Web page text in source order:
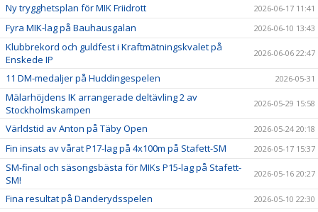
Ny trygghetsplan för MIK Friidrott 2026-06-17 11:41
Fyra MIK-lag på Bauhausgalan 2026-06-10 13:43
Klubbrekord och guldfest i Kraftmätningskvalet på
Enskede IP
2026-06-06 22:47
11 DM-medaljer på Huddingespelen 2026-05-31
Mälarhöjdens IK arrangerade deltävling 2 av
Stockholmskampen
2026-05-29 15:58
Världstid av Anton på Täby Open 2026-05-24 20:18
Fin insats av vårat P17-lag på 4x100m på Stafett-SM 2026-05-17 15:37
SM-final och säsongsbästa för MIKs P15-lag på Stafett-
SM!
2026-05-16 20:27
Fina resultat på Danderydsspelen 2026-05-10 22:30